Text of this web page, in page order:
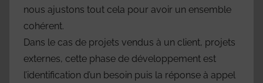
nous ajustons tout cela pour avoir un ensemble
cohérent.
Dans le cas de projets vendus à un client, projets
externes, cette phase de développement est
l’identification d’un besoin puis la réponse à appel